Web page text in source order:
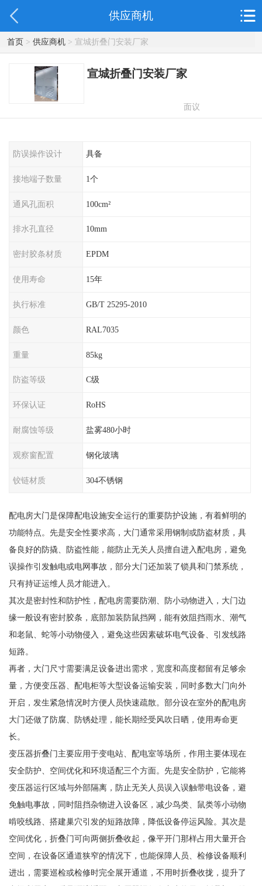
供应商机
首页> 供应商机> 宣城折叠门安装厂家
宣城折叠门安装厂家
面议
防误操作设计 具备
接地端子数量 1个
通风孔面积 100cm²
排水孔直径 10mm
密封胶条材质 EPDM
使用寿命 15年
执行标准 GB/T 25295-2010
颜色 RAL7035
重量 85kg
防盗等级 C级
环保认证 RoHS
耐腐蚀等级 盐雾480小时
观察窗配置 钢化玻璃
铰链材质 304不锈钢
配电房大门是保障配电设施安全运行的重要防护设施，有着鲜明的
功能特点。先是安全性要求高，大门通常采用钢制或防盗材质，具
备良好的防撬、防盗性能，能防止无关人员擅自进入配电房，避免
误操作引发触电或电网事故，部分大门还加装了锁具和门禁系统，
只有持证运维人员才能进入。
其次是密封性和防护性，配电房需要防潮、防小动物进入，大门边
缘一般设有密封胶条，底部加装防鼠挡网，能有效阻挡雨水、潮气
和老鼠、蛇等小动物侵入，避免这些因素破坏电气设备、引发线路
短路。
再者，大门尺寸需要满足设备进出需求，宽度和高度都留有足够余
量，方便变压器、配电柜等大型设备运输安装，同时多数大门向外
开启，发生紧急情况时方便人员快速疏散。部分设在室外的配电房
大门还做了防腐、防锈处理，能长期经受风吹日晒，使用寿命更
长。
变压器折叠门主要应用于变电站、配电室等场所，作用主要体现在
安全防护、空间优化和环境适配三个方面。先是安全防护，它能将
变压器运行区域与外部隔离，防止无关人员误入误触带电设备，避
免触电事故，同时阻挡杂物进入设备区，减少鸟类、鼠类等小动物
啃咬线路、搭建巢穴引发的短路故障，降低设备停运风险。其次是
空间优化，折叠门可向两侧折叠收起，像平开门那样占用大量开合
空间，在设备区通道狭窄的情况下，也能保障人员、检修设备顺利
进出，需要巡检或检修时完全展开通道，不用时折叠收拢，提升了